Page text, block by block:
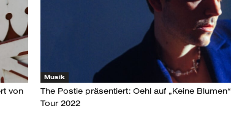
von
Musik
The Postie präsentiert: Oehl auf „Keine Blumen“
Tour 2022